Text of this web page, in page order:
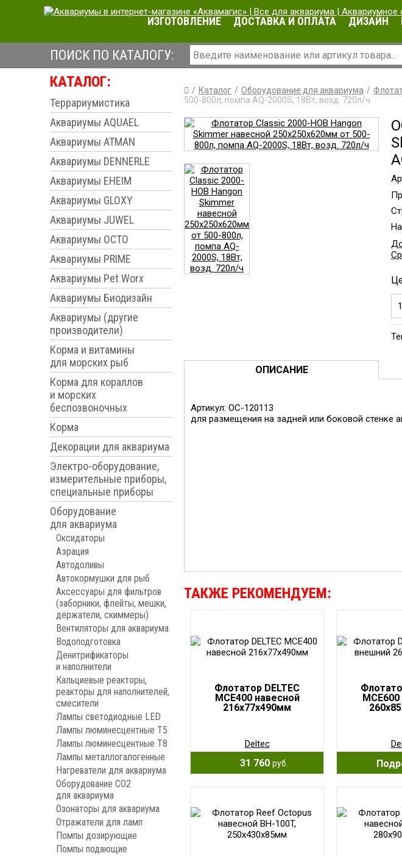
ИЗГОТОВЛЕНИЕ ДОСТАВКА И ОПЛАТА ДИЗАЙН
ПОИСК ПО КАТАЛОГУ:
КАТАЛОГ:
Террариумистика
Аквариумы AQUAEL
Аквариумы ATMAN
Аквариумы DENNERLE
Аквариумы EHEIM
Аквариумы GLOXY
Аквариумы JUWEL
Аквариумы OCTO
Аквариумы PRIME
Аквариумы Pet Worx
Аквариумы Биодизайн
Аквариумы (другие
производители)
Корма и витамины
для морских рыб
Корма для кораллов
и морских
беспозвоночных
Корма
Декорации для аквариума
Электро-оборудование,
измерительные приборы,
специальные приборы
Оборудование
для аквариума
Оксидаторы
Аэрация
Автодоливы
Автокормушки для рыб
Аксессуары для фильтров
(заборники, флейты, мешки,
держатели, скиммеры)
Вентиляторы для аквариума
Водоподготовка
Денитрификаторы
и наполнители
Кальциевые реакторы,
реакторы для наполнителей,
смесители
Лампы светодиодные LED
Лампы люминесцентные Т5
Лампы люминесцентные Т8
Лампы металлогалогенные
Нагреватели для аквариума
Оборудование CO2
для аквариума
Озонаторы для аквариума
Отражатели для ламп
Помпы дозирующие
Помпы подающие
Каталог Оборудование для аквариума
500-800л, помпа AQ-2000S, 18Вт, возд. 720л/ч
ОПИСАНИЕ
Артикул: OC-120113
для размещения на задней или боковой стенке
ТАКЖЕ РЕКОМЕНДУЕМ:
Флотатор DELTEC
MCE400 навесной
216х77х490мм
Deltec
31 760 руб.